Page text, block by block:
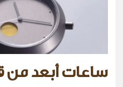
ساعات أبعد من